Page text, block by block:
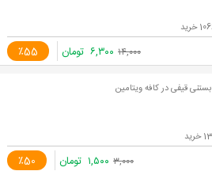
٪55 ۱۴,۰۰۰ ۶,۳۰۰ تومان
بستنی قیفی در کافه ویتامین
٪50 ۳,۰۰۰ ۱,۵۰۰ تومان